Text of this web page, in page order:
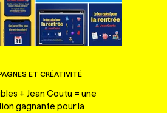
ET CRÉATIVITÉ
+ Jean Coutu = une
gagnante pour la